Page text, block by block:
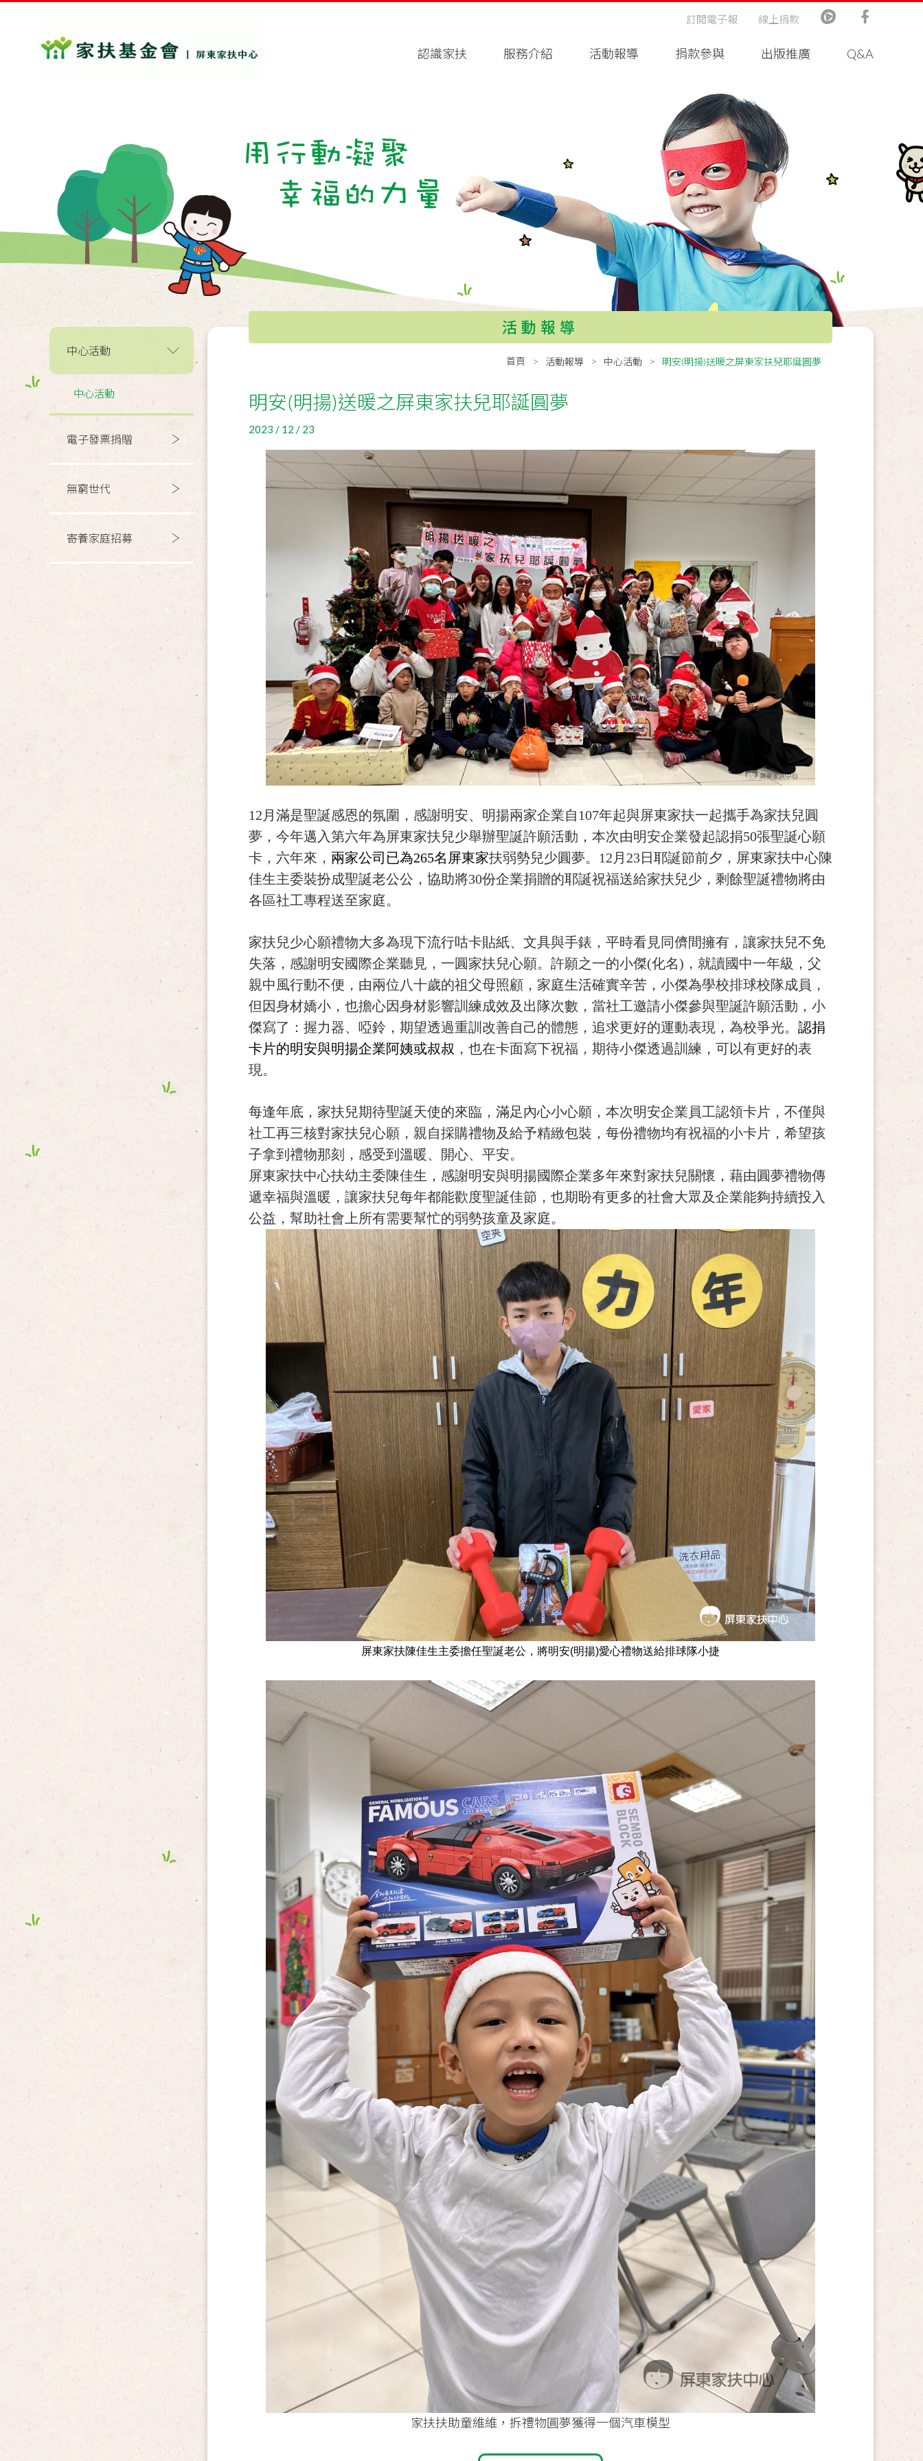
認識家扶 服務介紹 活動報導 捐款參與 出版推廣 Q&A
訂閱電子報 線上捐款
中心活動
中心活動
電子發票捐贈
無窮世代
寄養家庭招募
活動報導
首頁 活動報導 中心活動 明安(明揚)送暖之屏東家扶兒耶誕圓夢
明安(明揚)送暖之屏東家扶兒耶誕圓夢
2023 / 12 / 23
12 月滿是聖誕感恩的氛圍，感謝明安、明揚兩家企業自107年起與屏東家扶一起攜手為家扶兒圓
夢，今年邁入第六年為屏東家扶兒少舉辦聖誕許願活動，本次由明安企業發起認捐50張聖誕心願
卡，六年來， 兩家公司已為265名屏東家扶弱勢兒少圓夢。12月23日耶誕節前夕，屏東家扶中心陳
佳生主委裝扮成聖誕老公公，協助將30份企業捐贈的耶誕祝福送給家扶兒少，剩餘聖誕禮物將由
各區社工專程送至家庭。
家扶兒少心願禮物大多為現下流行咕卡貼紙、文具與手錶，平時看見同儕間擁有，讓家扶兒不免
失落，感謝明安國際企業聽見，一圓家扶兒心願。許願之一的小傑(化名)，就讀國中一年級，父
親中風行動不便，由兩位八十歲的祖父母照顧，家庭生活確實辛苦，小傑為學校排球校隊成員，
但因身材嬌小，也擔心因身材影響訓練成效及出隊次數，當社工邀請小傑參與聖誕許願活動，小
傑寫了：握力器、啞鈴，期望透過重訓改善自己的體態，追求更好的運動表現，為校爭光。 認捐
卡片的明安與明揚企業阿姨或叔叔 ，也在卡面寫下祝福，期待小傑透過訓練，可以有更好的表
現。
每逢年底，家扶兒期待聖誕天使的來臨，滿足內心小心願，本次明安企業員工認領卡片，不僅與
社工再三核對家扶兒心願，親自採購禮物及給予精緻包裝，每份禮物均有祝福的小卡片，希望孩
子拿到禮物那刻，感受到溫暖、開心、平安。
屏東家扶中心扶幼主委陳佳生，感謝明安與明揚國際企業多年來對家扶兒關懷，藉由圓夢禮物傳
遞幸福與溫暖，讓家扶兒每年都能歡度聖誕佳節，也期盼有更多的社會大眾及企業能夠持續投入
公益，幫助社會上所有需要幫忙的弱勢孩童及家庭。
屏東家扶陳佳生主委擔任聖誕老公，將明安(明揚)愛心禮物送給排球隊小捷
家扶扶助童維維，拆禮物圓夢獲得一個汽車模型